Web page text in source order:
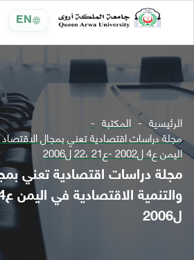
EN
الرئيسية المكتبة
مجلة دراسات اقتصادية تعني بمجال الاقتصاد
اليمن ع4 ل2002 -ع21 ،22 ل2006
مجلة دراسات اقتصادية تعني
ل2006